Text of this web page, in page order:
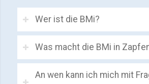
Wer ist die BMi?
Was macht die BMi in
An wen kann ich mich mit